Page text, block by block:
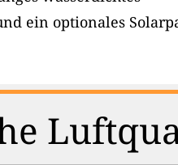
ein optionales